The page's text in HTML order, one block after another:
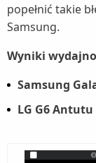
popełnić takie
Samsung.
Wyniki
Samsung
LG G6 Antutu